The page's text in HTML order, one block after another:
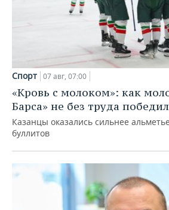
Спорт 07 авг, 07:00
«Кровь с молоком»: как
Барса» не без труда
Казанцы оказались сильнее
буллитов